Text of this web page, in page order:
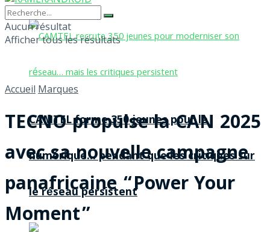
CAMTEL forme 350 jeunes pour le
numérique… pendant que les critiques sur
le réseau persistent
Aucun résultat
Afficher tous les résultats
Accueil Marques
TECNO propulse la CAN 2025
avec sa nouvelle campagne
panafricaine “Power Your
Moment”